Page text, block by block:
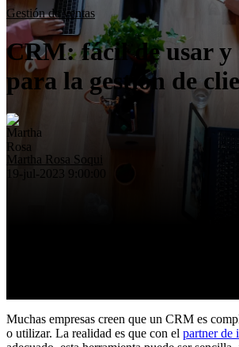
Eficiencia operativa
Insights
Nosotros
Contacto
Gestión de ventas
CRM: fácil de usar y
para la gestión de
Martha Rosa Soqui
19-jul-2023 9:00:00
Muchas empresas creen que un CRM es
o utilizar. La realidad es que con el partner de